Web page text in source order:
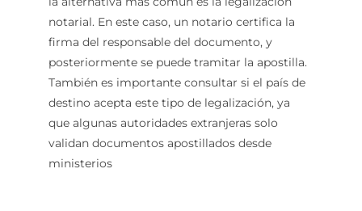
notarial. En este caso, un notario certifica la
firma del responsable del documento, y
posteriormente se puede tramitar la apostilla.
También es importante consultar si el país de
destino acepta este tipo de legalización, ya
que algunas autoridades extranjeras solo
validan documentos apostillados desde
ministerios